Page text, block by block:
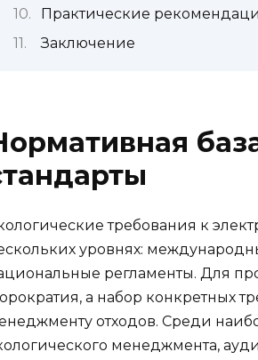
Практические
Заключение
требования к
уровнях:
регламенты. Для
а набор конкретных
отходов. Среди
менеджмента,